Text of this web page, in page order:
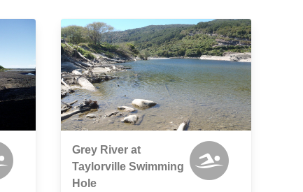
Grey River at
Taylorville Swimming
Hole